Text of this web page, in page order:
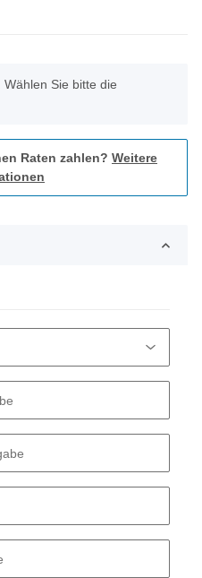
Wählen Sie bitte die
Raten zahlen? Weitere